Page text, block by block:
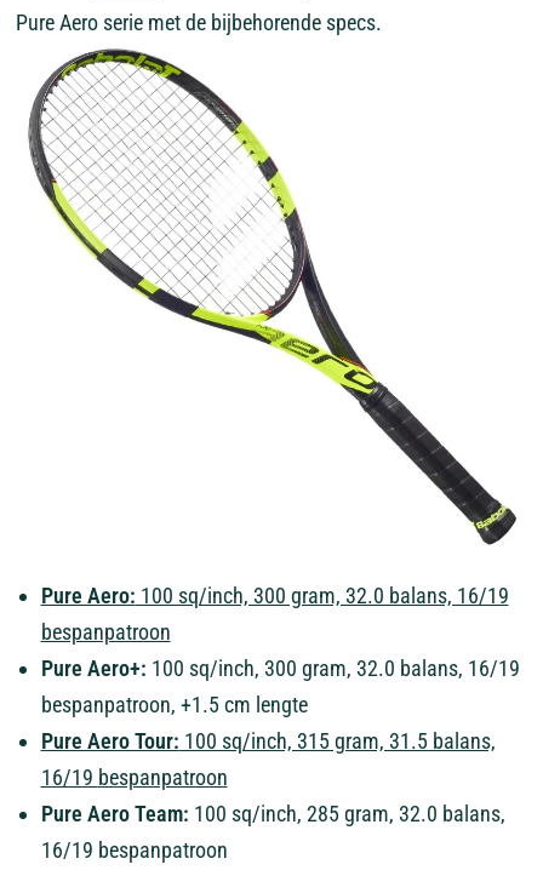
Pure Aero serie met de bijbehorende specs.
Pure Aero: 100 sq/inch, 300 gram, 32.0 balans, 16/19
bespanpatroon
Pure Aero+: 100 sq/inch, 300 gram, 32.0 balans, 16/19
bespanpatroon, +1.5 cm lengte
Pure Aero Tour: 100 sq/inch, 315 gram, 31.5 balans,
16/19 bespanpatroon
Pure Aero Team: 100 sq/inch, 285 gram, 32.0 balans,
16/19 bespanpatroon